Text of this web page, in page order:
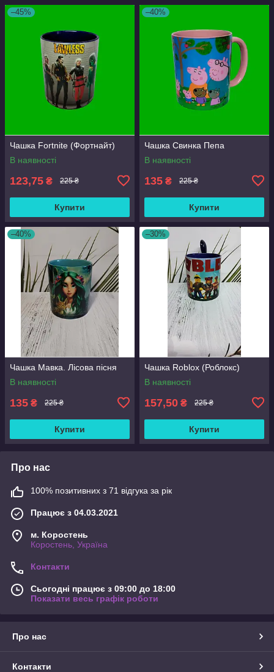
–45%
Чашка Fortnite (Фортнайт)
В наявності
123,75 ₴ 225 ₴
Купити
–40%
Чашка Свинка Пепа
В наявності
135 ₴ 225 ₴
Купити
–40%
Чашка Мавка. Лісова пісня
В наявності
135 ₴ 225 ₴
Купити
–30%
Чашка Roblox (Роблокс)
В наявності
157,50 ₴ 225 ₴
Купити
Про нас
100% позитивних з 71 відгука за рік
Працює з 04.03.2021
м. Коростень
Коростень, Україна
Контакти
Сьогодні працює з 09:00 до 18:00
Показати весь графік роботи
Про нас
Контакти